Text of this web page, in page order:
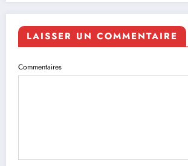
LAISSER UN COMMENTAIRE
Commentaires